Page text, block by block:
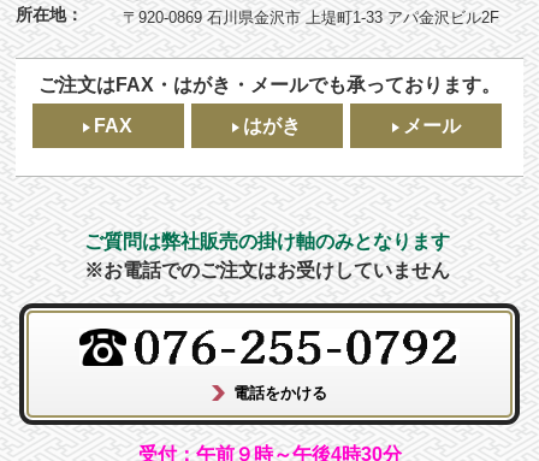
所在地：
〒920-0869 石川県金沢市 上堤町1-33 アパ金沢ビル2F
ご注文はFAX・はがき・メールでも承っております。
FAX
はがき メール
ご質問は弊社販売の掛け軸のみとなります
※お電話でのご注文はお受けしていません
受付：午前９時～午後4時30分